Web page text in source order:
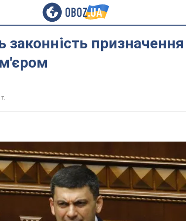
законність призначення